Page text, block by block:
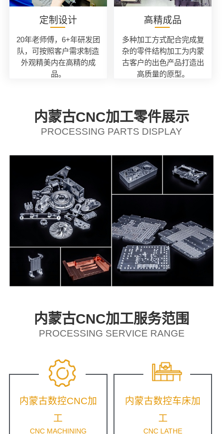
定制设计
20年老师傅，6+年研发团
队，可按照客户需求制造
外观精美内在高精的成
品。
高精成品
多种加工方式配合完成复
杂的零件结构加工为内蒙
古客户的出色产品打造出
高质量的原型。
内蒙古CNC加工零件展示
PROCESSING PARTS DISPLAY
内蒙古CNC加工服务范围
PROCESSING SERVICE RANGE
内蒙古数控CNC加
工
CNC MACHINING
内蒙古数控车床加
工
CNC LATHE